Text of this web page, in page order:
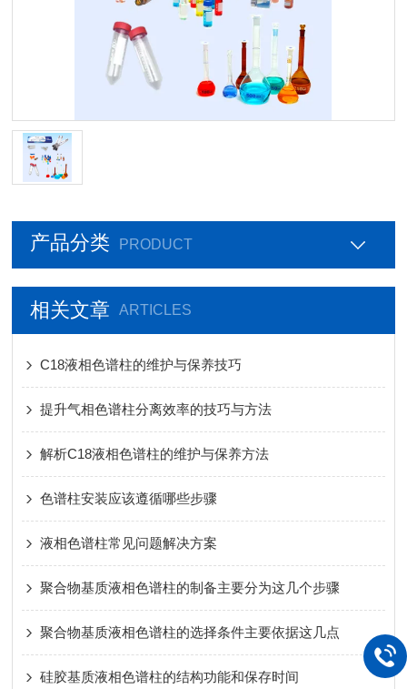
产品分类 PRODUCT
相关文章 ARTICLES
C18液相色谱柱的维护与保养技巧
提升气相色谱柱分离效率的技巧与方法
解析C18液相色谱柱的维护与保养方法
色谱柱安装应该遵循哪些步骤
液相色谱柱常见问题解决方案
聚合物基质液相色谱柱的制备主要分为这几个步骤
聚合物基质液相色谱柱的选择条件主要依据这几点
硅胶基质液相色谱柱的结构功能和保存时间